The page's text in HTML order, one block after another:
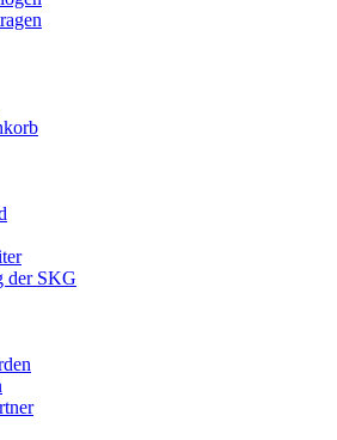
der SKG